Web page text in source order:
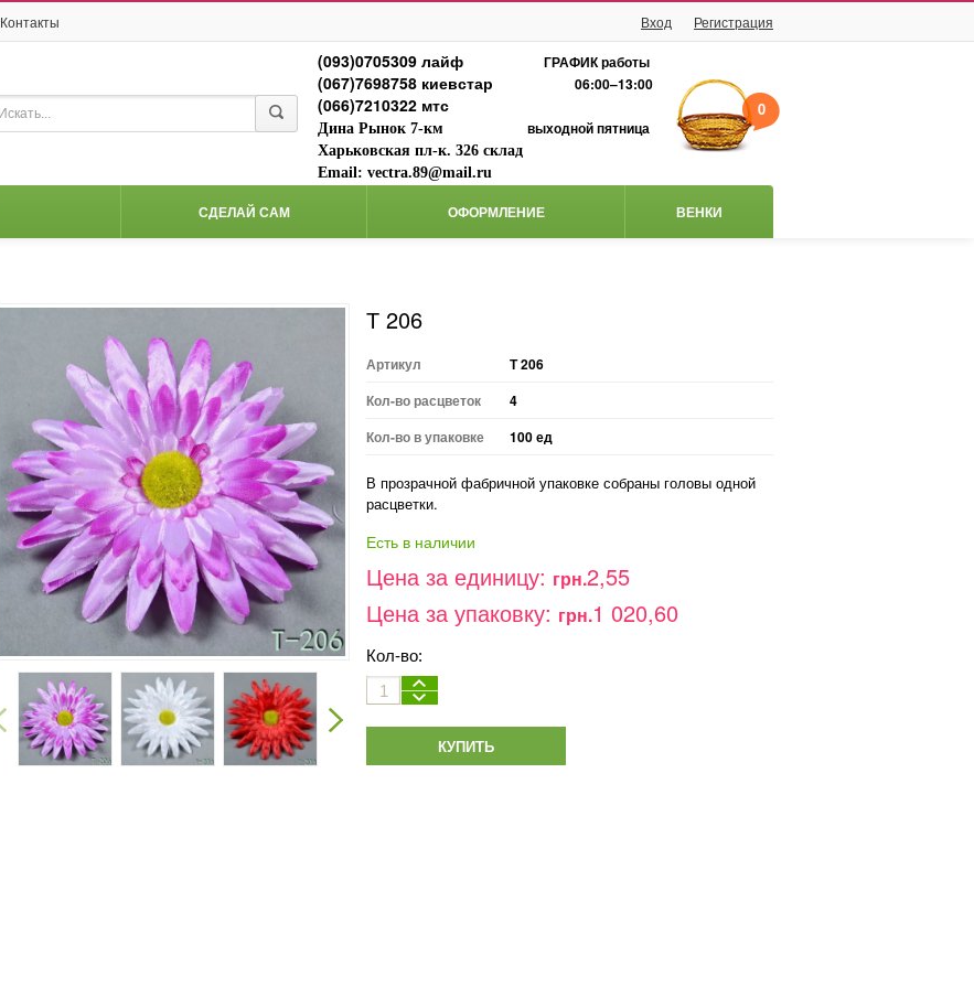
Контакты Вход Регистрация
(093)0705309 лайф
(067)7698758 киевстар
(066)7210322 мтс
Дина Рынок 7-км
Харьковская пл-к. 326 склад
Email: vectra.89@mail.ru
ГРАФИК работы
06:00–13:00
выходной пятница
0
СДЕЛАЙ САМ ОФОРМЛЕНИЕ ВЕНКИ
т 206
Артикул
Т 206
Кол-во расцветок
4
Кол-во в упаковке
100 ед
В прозрачной фабричной упаковке собраны головы одной
расцветки.
Есть в наличии
Цена за единицу: грн.2,55
Цена за упаковку: грн.1 020,60
Кол-во:
КУПИТЬ